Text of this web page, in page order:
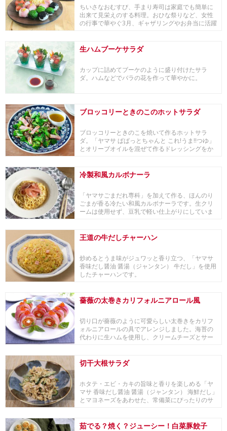
ちいさなおむすび、手まり寿司は家庭でも簡単に
出来て見栄えのする料理。おひな祭りなど、女性
の行事で華やぐ3月、ギャザリングやお弁当に活躍
生ハムブーケサラダ
カップに詰めてブーケのように盛り付けたサラ
ダ。ハムなどでバラの花を作って華やかに。
ブロッコリーときのこのホットサラダ
ブロッコリーときのこを焼いて作るホットサラ
ダ。「ヤマサ ぱぱっとちゃんと これ!うま!!つゆ」
とオリーブオイルを混ぜて作るドレッシングをか
冷製和風カルボナーラ
「ヤマサごまだれ専科」を加えて作る、ほんのり
ごまが香る冷たい和風カルボナーラです。生クリ
ームは使用せず、豆乳で軽い仕上がりにしていま
王道の牛だしチャーハン
炒めるとうま味がジュワッと香り立つ、「ヤマサ
香味だし醤油 醤湯（ジャンタン） 牛だし」を使用
したチャーハンです。
薔薇の太巻きカリフォルニアロール風
切り口が薔薇のように可愛らしい太巻きをカリフ
ォルニアロールの具でアレンジしました。海苔の
代わりに生ハムを使用し、クリームチーズとサー
切干大根サラダ
ホタテ・エビ・カキの旨味と香りを楽しめる「ヤ
マサ 香味だし醤油 醤湯（ジャンタン） 海鮮だし」
とマヨネーズをあわせた、常備菜にぴったりのサ
茹でる？焼く？ジューシー！白菜豚餃子